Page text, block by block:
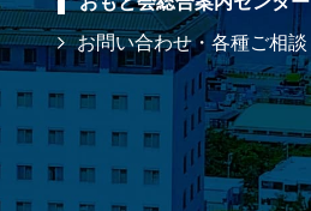
お問い合わせ・各種ご相談